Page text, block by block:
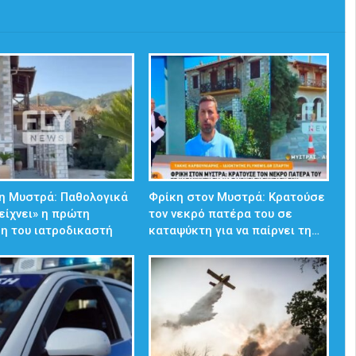
Μυστρά: Παθολογικά
η πρώτη
του ιατροδικαστή
Φρίκη στον Μυστρά: Κρατούσε
τον νεκρό πατέρα του σε
καταψύκτη για να παίρνει τη…